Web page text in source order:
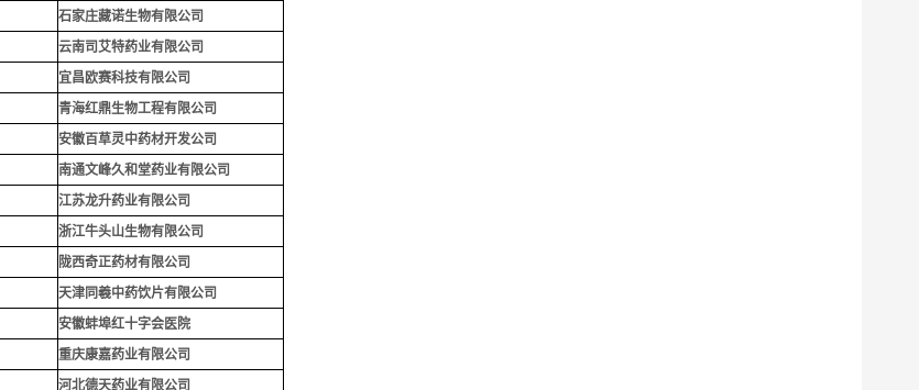
石家庄藏诺生物有限公司
云南司艾特药业有限公司
宜昌欧赛科技有限公司
青海红鼎生物工程有限公司
安徽百草灵中药材开发公司
南通文峰久和堂药业有限公司
江苏龙升药业有限公司
浙江牛头山生物有限公司
陇西奇正药材有限公司
天津同羲中药饮片有限公司
安徽蚌埠红十字会医院
重庆康嘉药业有限公司
河北德天药业有限公司